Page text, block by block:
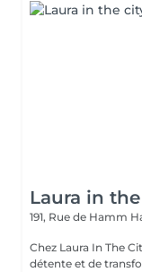
Laura in
191, Rue de Hamm
Chez Laura In The
détente et de